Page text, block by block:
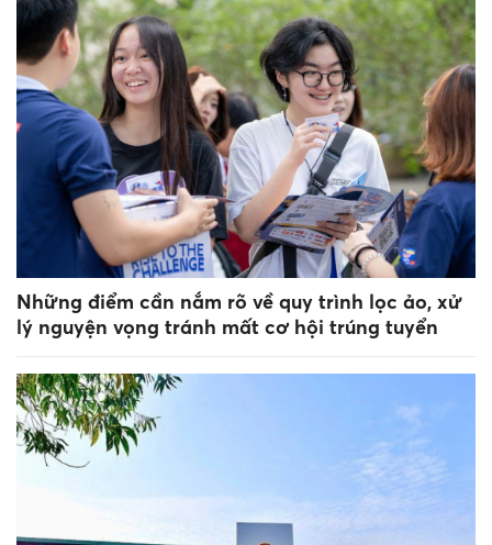
Những điểm cần nắm rõ về quy trình lọc ảo, xử
lý nguyện vọng tránh mất cơ hội trúng tuyển